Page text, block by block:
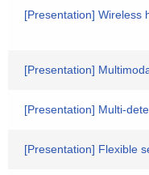
[Presentation] Wireless
[Presentation]
[Presentation] Multi-
[Presentation] Flexible